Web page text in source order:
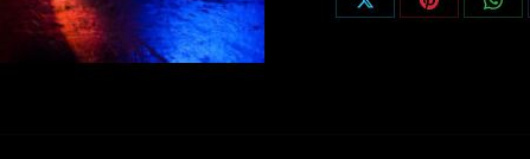
MengeShare
Share